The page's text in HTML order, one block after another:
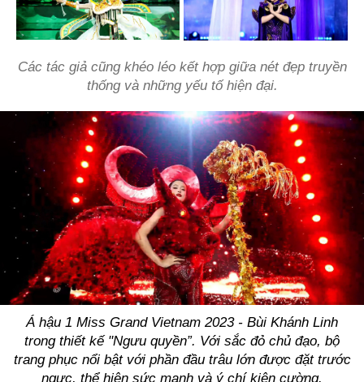
Các tác giả cũng khéo léo kết hợp giữa nét đẹp truyền
thống và những yếu tố hiện đại.
Á hậu 1 Miss Grand Vietnam 2023 - Bùi Khánh Linh
trong thiết kế "Ngưu quyền”. Với sắc đỏ chủ đạo, bộ
trang phục nổi bật với phần đầu trâu lớn được đặt trước
ngực, thể hiện sức mạnh và ý chí kiên cường.